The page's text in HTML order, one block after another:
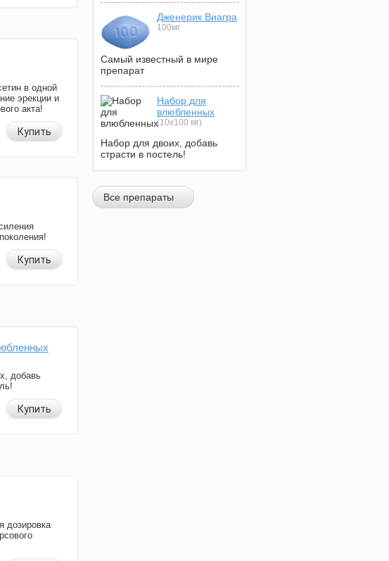
в одной
эрекции и
акта!
Купить
Купить
добавь
Купить
дозировка
Дженерик Виагра
100мг
Самый известный в мире
препарат
Набор для
влюбленных
(10х100 мг)
Набор для двоих, добавь
страсти в постель!
Все препараты